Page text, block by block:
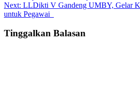
Next: LLDikti V Gandeng UMBY, Gelar
untuk Pegawai
Tinggalkan Balasan